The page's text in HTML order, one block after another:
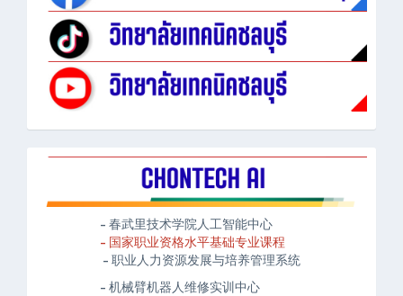
- 春武里技术学院人工智能中心
- 国家职业资格水平基础专业课程
- 职业人力资源发展与培养管理系统